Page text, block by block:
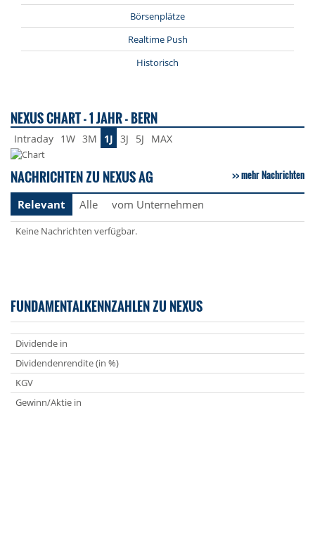
Börsenplätze
Realtime Push
Historisch
NEXUS CHART - 1 JAHR - BERN
Intraday 1W 3M 1J 3J 5J MAX
NACHRICHTEN ZU NEXUS AG mehr Nachrichten
Relevant Alle vom Unternehmen
Keine Nachrichten verfügbar.
FUNDAMENTALKENNZAHLEN ZU NEXUS
Dividende in
Dividendenrendite (in %)
KGV
Gewinn/Aktie in